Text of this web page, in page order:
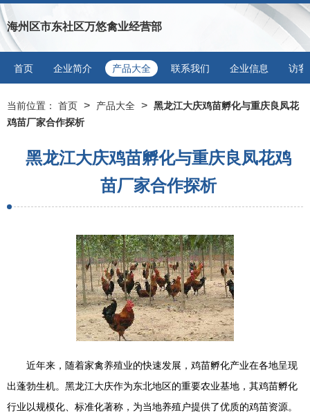
海州区市东社区万悠禽业经营部
首页 企业简介 产品大全 联系我们 企业信息 访客
当前位置： 首页 > 产品大全 > 黑龙江大庆鸡苗孵化与重庆良凤花
鸡苗厂家合作探析
黑龙江大庆鸡苗孵化与重庆良凤花鸡
苗厂家合作探析
近年来，随着家禽养殖业的快速发展，鸡苗孵化产业在各地呈现
出蓬勃生机。黑龙江大庆作为东北地区的重要农业基地，其鸡苗孵化
行业以规模化、标准化著称，为当地养殖户提供了优质的鸡苗资源。